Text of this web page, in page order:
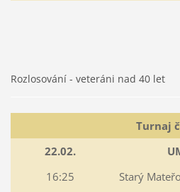
Rozlosování - veteráni nad 40 let
Turnaj
22.02.
16:25
Starý